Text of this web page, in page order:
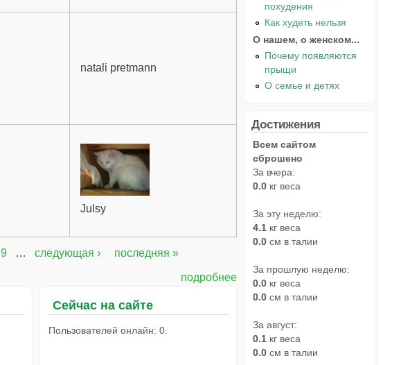
natali pretmann
Julsy
9 … следующая › последняя »
подробнее
Сейчас на сайте
Пользователей онлайн: 0.
похудения
Как худеть нельзя
О нашем, о женском...
Почему появляются
прыщи
О семье и детях
Достижения
Всем сайтом
сброшено
За вчера:
0.0 кг веса
За эту неделю:
4.1 кг веса
0.0 см в талии
За прошлую неделю:
0.0 кг веса
0.0 см в талии
За август:
0.1 кг веса
0.0 см в талии